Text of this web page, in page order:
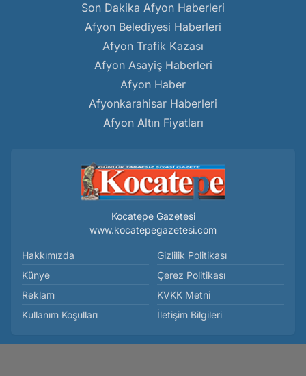
Son Dakika Afyon Haberleri
Afyon Belediyesi Haberleri
Afyon Trafik Kazası
Afyon Asayiş Haberleri
Afyon Haber
Afyonkarahisar Haberleri
Afyon Altın Fiyatları
Kocatepe Gazetesi
www.kocatepegazetesi.com
Hakkımızda
Künye
Reklam
Kullanım Koşulları
Gizlilik Politikası
Çerez Politikası
KVKK Metni
İletişim Bilgileri